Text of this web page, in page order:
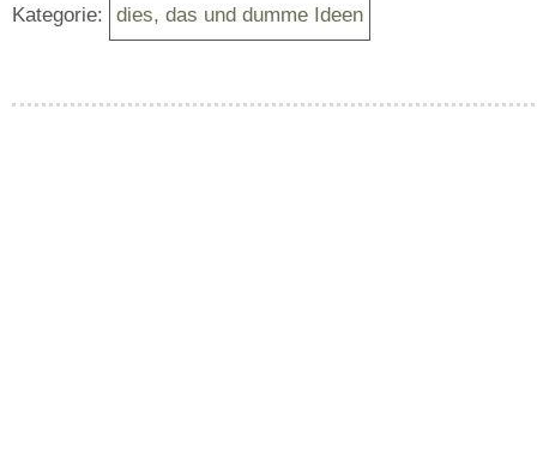
Kategorie: dies, das und dumme Ideen